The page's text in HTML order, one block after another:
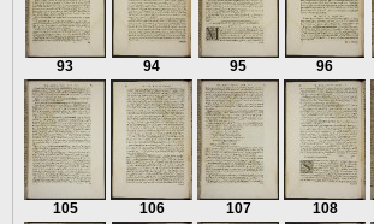
93 94 95 96
105 106 107 108